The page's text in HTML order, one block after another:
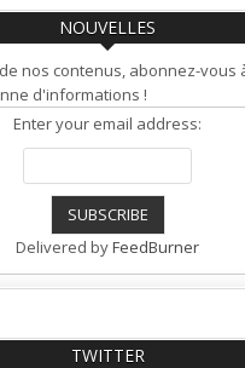
NOUVELLES
nos contenus, abonnez-vous
d'informations !
Enter your email address:
Delivered byFeedBurner
TWITTER